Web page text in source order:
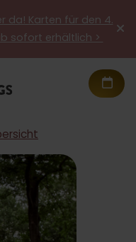
da! Karten für den 4.
sofort erhältlich >